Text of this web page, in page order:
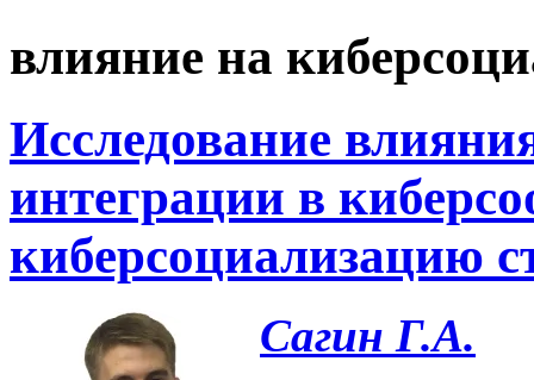
влияние на
Исследование
интеграции в
киберсоциализацию
Сагин Г.А.